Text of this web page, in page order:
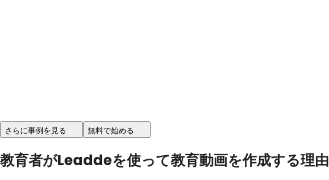
さらに事例を見る 無料で始める
教育者がLeaddeを使って教育動画を作成する理由